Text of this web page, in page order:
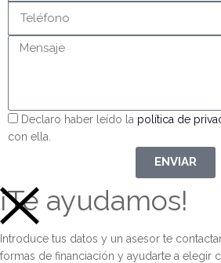
Declaro haber leído la política de
con ella.
ENVIAR
¡Te ayudamos!
Introduce tus datos y un asesor te
formas de financiación y ayudarte a elegir